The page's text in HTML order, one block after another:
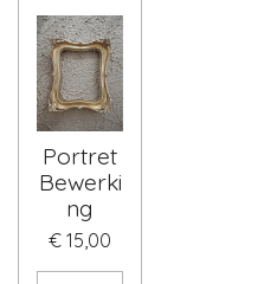
Portret
Bewerki
ng
€ 15,00